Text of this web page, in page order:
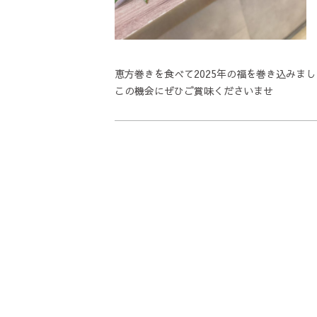
恵方巻きを食べて2025年の福を巻き込みま
この機会にぜひご賞味くださいませ